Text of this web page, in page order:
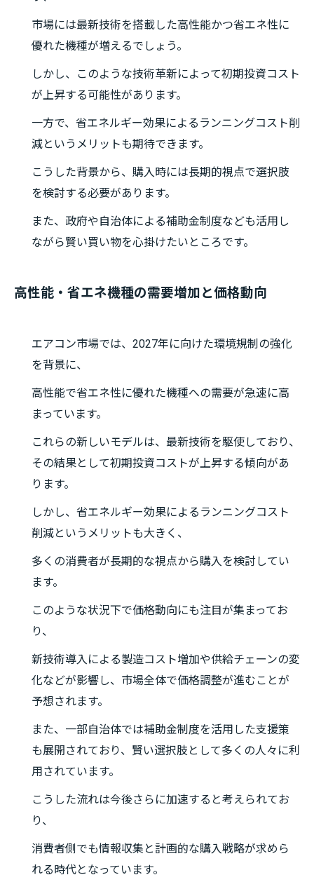
市場には最新技術を搭載した高性能かつ省エネ性に
優れた機種が増えるでしょう。
しかし、このような技術革新によって初期投資コスト
が上昇する可能性があります。
一方で、省エネルギー効果によるランニングコスト削
減というメリットも期待できます。
こうした背景から、購入時には長期的視点で選択肢
を検討する必要があります。
また、政府や自治体による補助金制度なども活用し
ながら賢い買い物を心掛けたいところです。
高性能・省エネ機種の需要増加と価格動向
エアコン市場では、2027年に向けた環境規制の強化
を背景に、
高性能で省エネ性に優れた機種への需要が急速に高
まっています。
これらの新しいモデルは、最新技術を駆使しており、
その結果として初期投資コストが上昇する傾向があ
ります。
しかし、省エネルギー効果によるランニングコスト
削減というメリットも大きく、
多くの消費者が長期的な視点から購入を検討してい
ます。
このような状況下で価格動向にも注目が集まってお
り、
新技術導入による製造コスト増加や供給チェーンの変
化などが影響し、市場全体で価格調整が進むことが
予想されます。
また、一部自治体では補助金制度を活用した支援策
も展開されており、賢い選択肢として多くの人々に利
用されています。
こうした流れは今後さらに加速すると考えられてお
り、
消費者側でも情報収集と計画的な購入戦略が求めら
れる時代となっています。